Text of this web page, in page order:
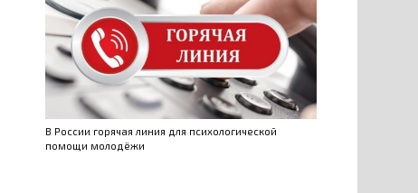
В России горячая линия для психологической
помощи молодёжи